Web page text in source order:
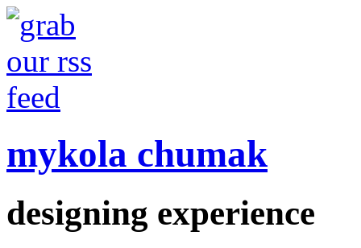
mykola chumak
designing experience